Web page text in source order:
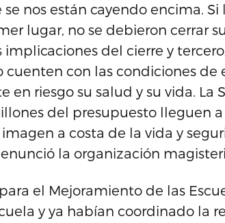
nos están cayendo encima. Si
lugar, no se debieron cerrar
del cierre y
con las condiciones de
en riesgo su salud y su vida. La
del presupuesto lleguen
a costa de la vida y
la organización
el Mejoramiento de las
y ya habían coordinado la